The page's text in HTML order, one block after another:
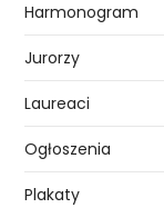
Harmonogram
Jurorzy
Laureaci
Ogłoszenia
Plakaty